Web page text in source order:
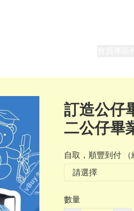
訂造公仔
二公仔畢
自取，順豐到付
數量